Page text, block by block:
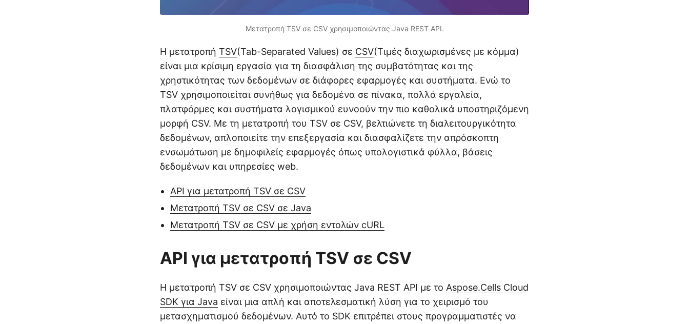
Μετατροπή TSV σε CSV χρησιμοποιώντας Java REST API.
Η μετατροπή TSV(Tab-Separated Values) σε CSV(Τιμές διαχωρισμένες με κόμμα)
είναι μια κρίσιμη εργασία για τη διασφάλιση της συμβατότητας και της
χρηστικότητας των δεδομένων σε διάφορες εφαρμογές και συστήματα. Ενώ το
TSV χρησιμοποιείται συνήθως για δεδομένα σε πίνακα, πολλά εργαλεία,
πλατφόρμες και συστήματα λογισμικού ευνοούν την πιο καθολικά υποστηριζόμενη
μορφή CSV. Με τη μετατροπή του TSV σε CSV, βελτιώνετε τη διαλειτουργικότητα
δεδομένων, απλοποιείτε την επεξεργασία και διασφαλίζετε την απρόσκοπτη
ενσωμάτωση με δημοφιλείς εφαρμογές όπως υπολογιστικά φύλλα, βάσεις
δεδομένων και υπηρεσίες web.
API για μετατροπή TSV σε CSV
Μετατροπή TSV σε CSV σε Java
Μετατροπή TSV σε CSV με χρήση εντολών cURL
API για μετατροπή TSV σε CSV
Η μετατροπή TSV σε CSV χρησιμοποιώντας Java REST API με το Aspose.Cells Cloud
SDK για Java είναι μια απλή και αποτελεσματική λύση για το χειρισμό του
μετασχηματισμού δεδομένων. Αυτό το SDK επιτρέπει στους προγραμματιστές να